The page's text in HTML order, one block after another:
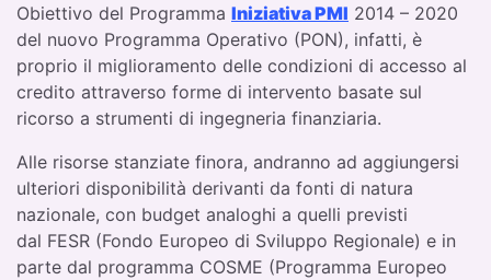
Obiettivo del Programma Iniziativa PMI 2014 – 2020
del nuovo Programma Operativo (PON), infatti, è
proprio il miglioramento delle condizioni di accesso al
credito attraverso forme di intervento basate sul
ricorso a strumenti di ingegneria finanziaria.
Alle risorse stanziate finora, andranno ad aggiungersi
ulteriori disponibilità derivanti da fonti di natura
nazionale, con budget analoghi a quelli previsti
dal FESR (Fondo Europeo di Sviluppo Regionale) e in
parte dal programma COSME (Programma Europeo